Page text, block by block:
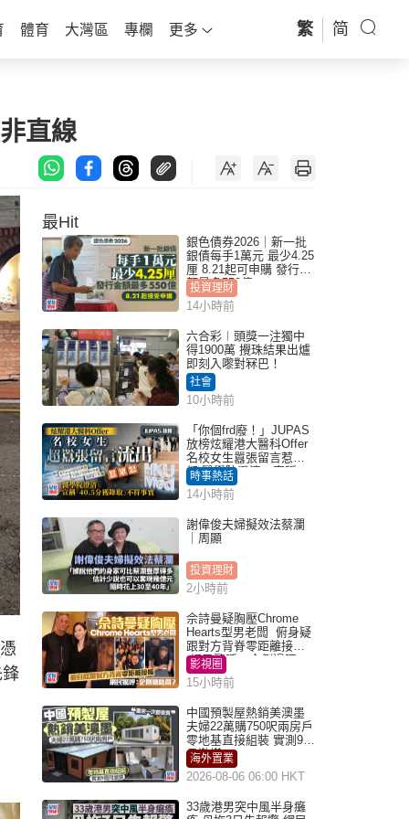
體育 大灣區 專欄 更多 繁 简
直線
最Hit
銀色債券2026｜新一批
銀債每手1萬元 最少4.25
厘 8.21起可申購 發行金
額最多550億
投資理財
14小時前
六合彩︱頭獎一注獨中
得1900萬 攪珠結果出爐
即刻入嚟對冧巴！
社會
10小時前
「你個frd廢！」JUPAS
放榜炫耀港大醫科Offer
名校女生囂張留言惹眾
怒 醫學院澄清：宣稱
「40.5分獲錄取」不符事
實｜Juicy叮
時事熱話
14小時前
謝偉俊夫婦擬效法蔡瀾
｜周顯
投資理財
2小時前
佘詩曼疑胸壓Chrome
Hearts型男老闆 俯身疑
跟對方背脊零距離接觸
網民驚呼：企側邊唔
得？
影視圈
15小時前
中國預製屋熱銷美澳墨
夫婦22萬購750呎兩房戶
零地基直接組裝 實測9個
月激讚
海外置業
2026-08-06 06:00 HKT
33歲港男突中風半身癱